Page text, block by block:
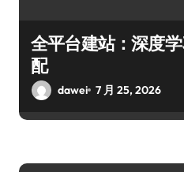
全平台建站：深度
配
dawei 7 月 25, 2026